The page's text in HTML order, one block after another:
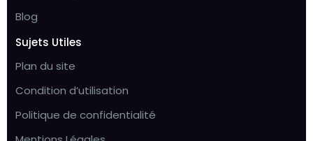
Blog
Sujets Utiles
Plan du site
Condition d’utilisation
Politique de confidentialité